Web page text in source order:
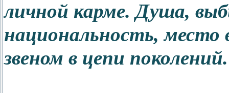
личной карме. Душа,
национальность,
звеном в цепи поколений.